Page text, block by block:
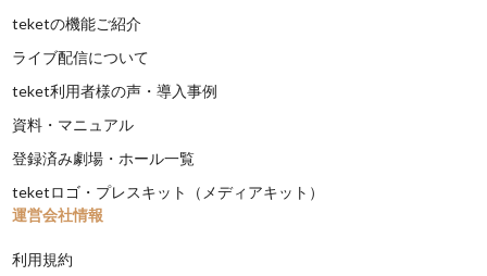
teketの機能ご紹介
ライブ配信について
teket利用者様の声・導入事例
資料・マニュアル
登録済み劇場・ホール一覧
teketロゴ・プレスキット（メディアキット）
運営会社情報
利用規約